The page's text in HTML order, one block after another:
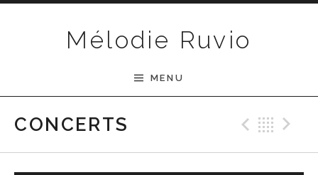
Mélodie Ruvio
MENU
CONCERTS